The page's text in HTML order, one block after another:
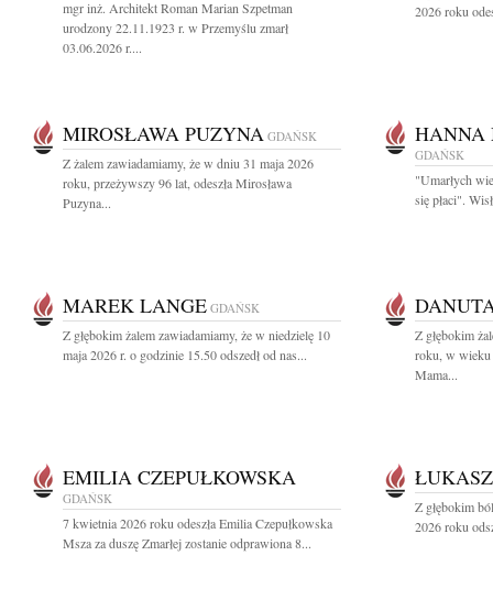
mgr inż. Architekt Roman Marian Szpetman
urodzony 22.11.1923 r. w Przemyślu zmarł
03.06.2026 r....
2026 roku
MIROSŁAWA PUZYNA GDAŃSK
Z żalem zawiadamiamy, że w dniu 31 maja 2026
roku, przeżywszy 96 lat, odeszła Mirosława
Puzyna...
HANNA
GDAŃSK
"Umarłych
się płaci".
MAREK LANGE GDAŃSK
Z głębokim żalem zawiadamiamy, że w niedzielę 10
maja 2026 r. o godzinie 15.50 odszedł od nas...
Z głębokim
roku, w wieku
Mama...
EMILIA CZEPUŁKOWSKA
GDAŃSK
7 kwietnia 2026 roku odeszła Emilia Czepułkowska
Msza za duszę Zmarłej zostanie odprawiona 8...
Z głębokim
2026 roku